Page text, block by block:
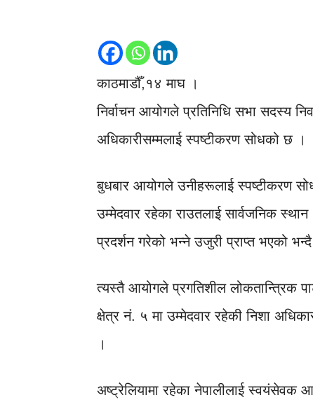
काठमाडौँ,१४ माघ ।
निर्वाचन आयोगले प्रतिनिधि सभा सदस्य
अधिकारीसम्मलाई स्पष्टीकरण सोधको छ ।
बुधबार आयोगले उनीहरूलाई स्पष्टीकरण
उम्मेदवार रहेका राउतलाई सार्वजनिक स्थान
प्रदर्शन गरेको भन्ने उजुरी प्राप्त भएको
त्यस्तै आयोगले प्रगतिशील लोकतान्त्रिक
क्षेत्र नं. ५ मा उम्मेदवार रहेकी निशा
।
अष्ट्रेलियामा रहेका नेपालीलाई स्वयंसेवक